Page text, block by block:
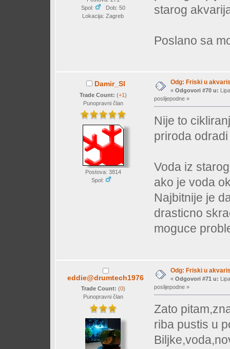
Spol:
Dob: 50
Lokacija: Zagreb
starog
Poslano sa
Damir_Sl
Trade Count: (+1)
Punopravni član
Postova: 3814
Spol:
Odg: Friski u
« Odgovori #70 u:
poslijepodne »
Nije to
priroda
Voda iz
ako je voda
Najbitnije je
drasticno
moguce
eddie@drumtech1976
Trade Count: (0)
Punopravni član
Odg: Friski u
« Odgovori #71 u:
poslijepodne »
Zato
riba pustis u